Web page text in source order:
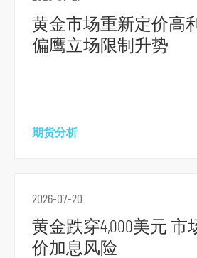
黄金市场重新定价高
偏鹰立场限制升势
期货分析
2026-07-20
黄金跌穿4,000美元 市
价加息风险